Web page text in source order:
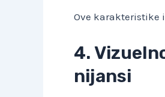
Ove karakteristike
4.
nijansi